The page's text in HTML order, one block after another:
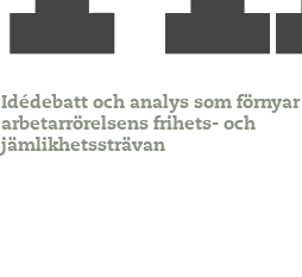
Idédebatt och analys som förnyar
arbetarrörelsens frihets- och
jämlikhetssträvan